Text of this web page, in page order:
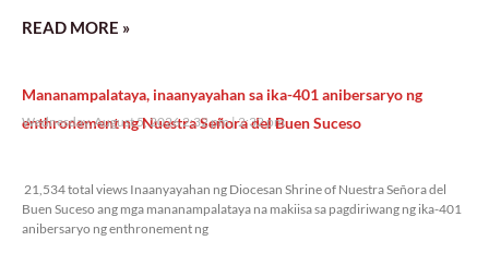
READ MORE »
Mananampalataya, inaanyayahan sa ika-401 anibersaryo ng
enthronement ng Nuestra Señora del Buen Suceso
Wednesday, August 5, 2026 2:32 pm 2:32 pm
21,534 total views Inaanyayahan ng Diocesan Shrine of Nuestra Señora del
Buen Suceso ang mga mananampalataya na makiisa sa pagdiriwang ng ika-401
anibersaryo ng enthronement ng